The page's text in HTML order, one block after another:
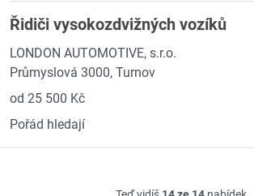
Řidiči vysokozdvižných vozíků
LONDON AUTOMOTIVE, s.r.o.
Průmyslová 3000, Turnov
od 25 500 Kč
Pořád hledají